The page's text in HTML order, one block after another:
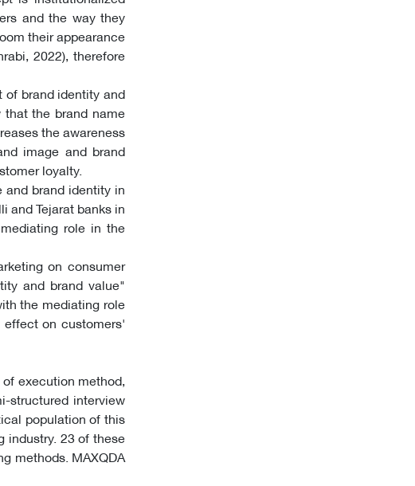
and the way they
their appearance
2022), therefore
of brand identity and
the brand name
the awareness
image and brand
loyalty.
and brand identity in
Tejarat banks in
role in the
on consumer
and brand value"
the mediating role
on customers'
execution method,
structured interview
population of this
industry. 23 of these
methods. MAXQDA